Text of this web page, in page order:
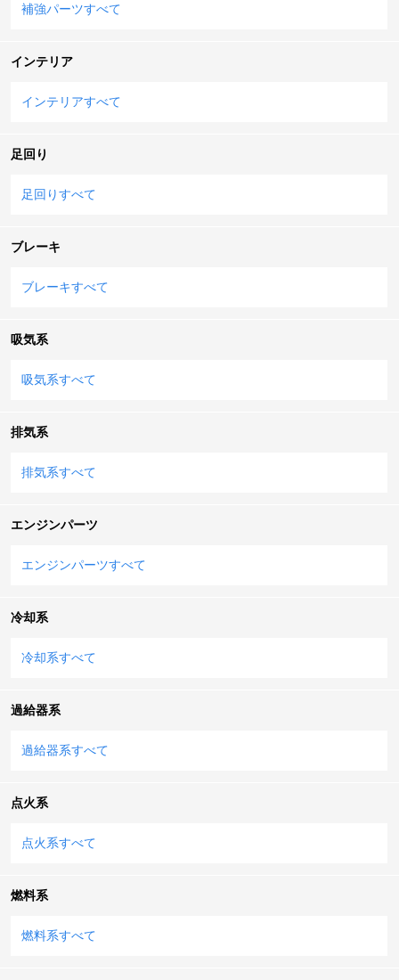
補強パーツすべて
インテリア
インテリアすべて
足回り
足回りすべて
ブレーキ
ブレーキすべて
吸気系
吸気系すべて
排気系
排気系すべて
エンジンパーツ
エンジンパーツすべて
冷却系
冷却系すべて
過給器系
過給器系すべて
点火系
点火系すべて
燃料系
燃料系すべて